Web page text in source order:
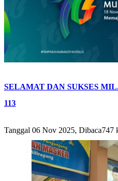
SELAMAT DAN SUKSES
113
Tanggal 06 Nov 2025, Dibaca747